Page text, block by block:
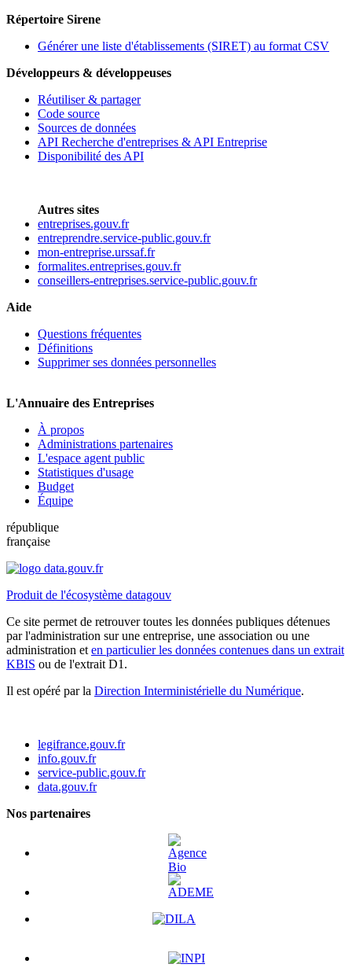
Répertoire Sirene
Générer une liste d'établissements (SIRET) au format CSV
Développeurs & développeuses
Réutiliser & partager
Code source
Sources de données
API Recherche d'entreprises & API Entreprise
Disponibilité des API
Autres sites
entreprises.gouv.fr
entreprendre.service-public.gouv.fr
mon-entreprise.urssaf.fr
formalites.entreprises.gouv.fr
conseillers-entreprises.service-public.gouv.fr
Aide
Questions fréquentes
Définitions
Supprimer ses données personnelles
L'Annuaire des Entreprises
À propos
Administrations partenaires
L'espace agent public
Statistiques d'usage
Budget
Équipe
république
française
Produit de l'écosystème datagouv
Ce site permet de retrouver toutes les données publiques détenues
par l'administration sur une entreprise, une association ou une
administration et en particulier les données contenues dans un extrait
KBIS ou de l'extrait D1.
Il est opéré par la Direction Interministérielle du Numérique.
legifrance.gouv.fr
info.gouv.fr
service-public.gouv.fr
data.gouv.fr
Nos partenaires